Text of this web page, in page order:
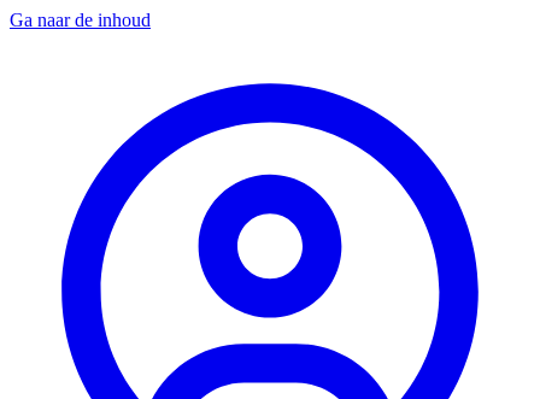
Ga naar de inhoud